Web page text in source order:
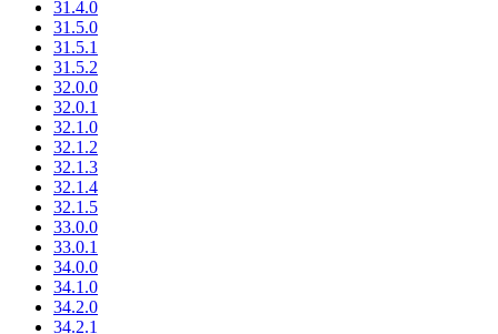
31.4.0
31.5.0
31.5.1
31.5.2
32.0.0
32.0.1
32.1.0
32.1.2
32.1.3
32.1.4
32.1.5
33.0.0
33.0.1
34.0.0
34.1.0
34.2.0
34.2.1